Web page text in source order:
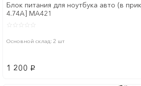
Блок питания для ноутбука авто (в
4.74A] MA421
Основной склад: 2 шт
1 200 p